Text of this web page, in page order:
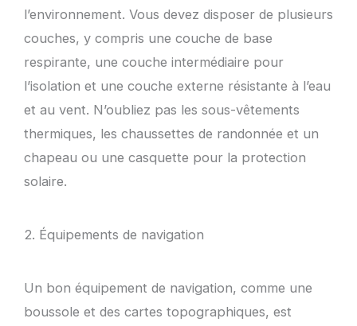
l’environnement. Vous devez disposer de plusieurs
couches, y compris une couche de base
respirante, une couche intermédiaire pour
l’isolation et une couche externe résistante à l’eau
et au vent. N’oubliez pas les sous-vêtements
thermiques, les chaussettes de randonnée et un
chapeau ou une casquette pour la protection
solaire.
2. Équipements de navigation
Un bon équipement de navigation, comme une
boussole et des cartes topographiques, est